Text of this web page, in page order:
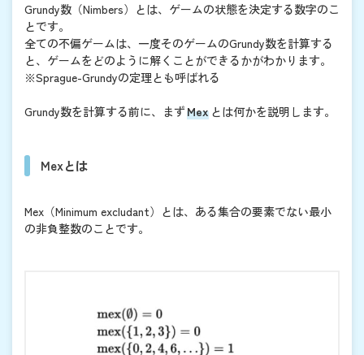
Grundy数（Nimbers）とは、ゲームの状態を決定する数字のこ
とです。
全ての不偏ゲームは、一度そのゲームのGrundy数を計算する
と、ゲームをどのように解くことができるかがわかります。
※Sprague-Grundyの定理とも呼ばれる
Grundy数を計算する前に、まずMex とは何かを説明します。
Mexとは
Mex（Minimum excludant）とは、ある集合の要素でない最小
の非負整数のことです。